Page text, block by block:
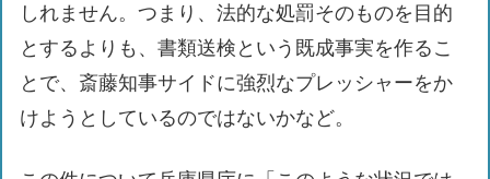
しれません。つまり、法的な処罰そのものを目的
とするよりも、書類送検という既成事実を作るこ
とで、斎藤知事サイドに強烈なプレッシャーをか
けようとしているのではないかなど。